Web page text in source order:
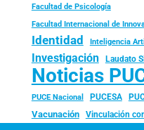
Facultad de Psicología
Facultad Internacional de
Identidad Inteligencia
Investigación Laudato
Noticias
PUCE Nacional PUCESA
Vacunación
Vinculación